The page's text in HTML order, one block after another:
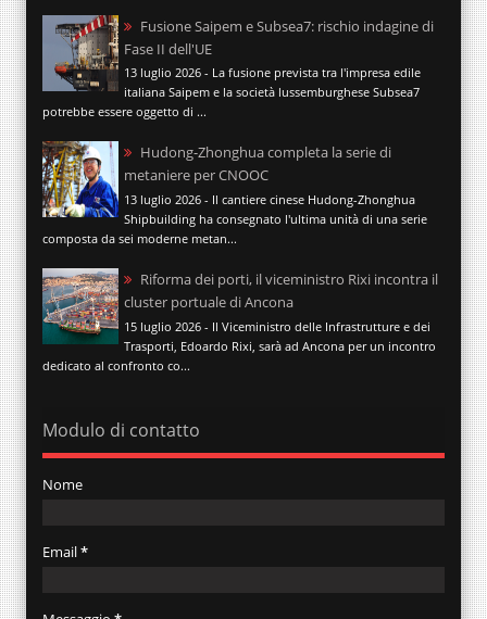
Fusione Saipem e Subsea7: rischio indagine di
Fase II dell'UE
13 luglio 2026 - La fusione prevista tra l'impresa edile
italiana Saipem e la società lussemburghese Subsea7
potrebbe essere oggetto di ...
Hudong-Zhonghua completa la serie di
metaniere per CNOOC
13 luglio 2026 - Il cantiere cinese Hudong-Zhonghua
Shipbuilding ha consegnato l'ultima unità di una serie
composta da sei moderne metan...
Riforma dei porti, il viceministro Rixi incontra il
cluster portuale di Ancona
15 luglio 2026 - Il Viceministro delle Infrastrutture e dei
Trasporti, Edoardo Rixi, sarà ad Ancona per un incontro
dedicato al confronto co...
Modulo di contatto
Nome
Email*